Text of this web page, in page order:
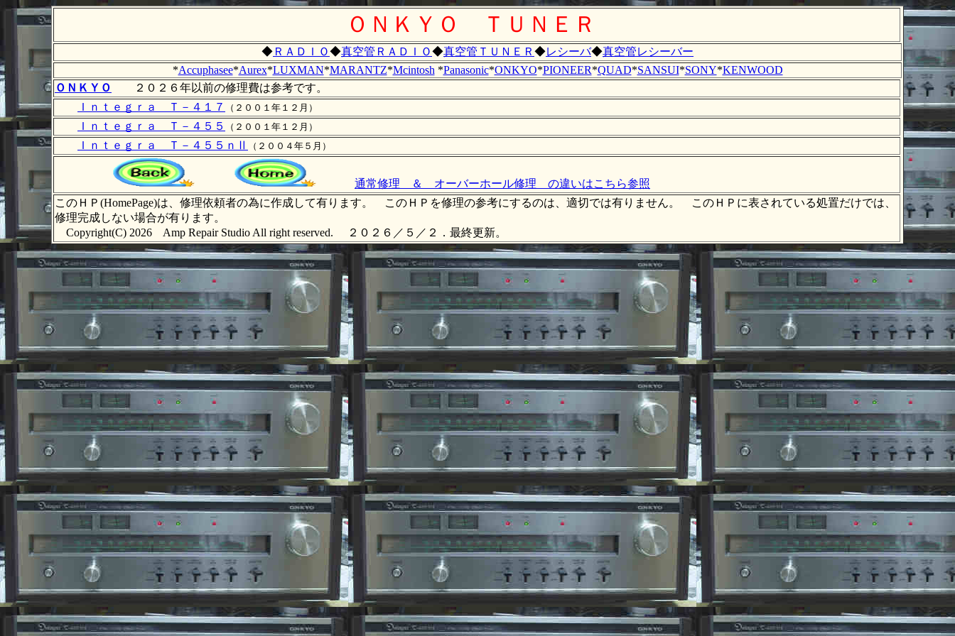
ＯＮＫＹＯ ＴＵＮＥＲ
◆ ＲＡＤＩＯ◆真空管ＲＡＤＩＯ◆真空管ＴＵＮＥＲ ◆レシーバ◆真空管レシーバー
*Accuphasee*Aurex*LUXMAN*MARANTZ*Mcintosh *Panasonic*ONKYO*PIONEER*QUAD*SANSUI*SONY*KENWOOD
ＯＮＫＹＯ
２０２６年以前の修理費は参考です。
Ｉｎｔｅｇｒａ Ｔ－４１７
（２００１年１２月）
Ｉｎｔｅｇｒａ Ｔ－４５５ （２００１年１２月）
Ｉｎｔｅｇｒａ Ｔ－４５５ｎⅡ （２００４年５月）
通常修理 ＆ オーバーホール修理 の違いはこちら参照
このＨＰ(HomePage)は、修理依頼者の為に作成して有ります。 このＨＰを修理の参考にするのは、適切では有りません。 このＨＰに表されている処置だけでは、
修理完成しない場合が有ります。
Copyright(C) 2026 Amp Repair Studio All right reserved. ２０２６／５／２．最終更新。